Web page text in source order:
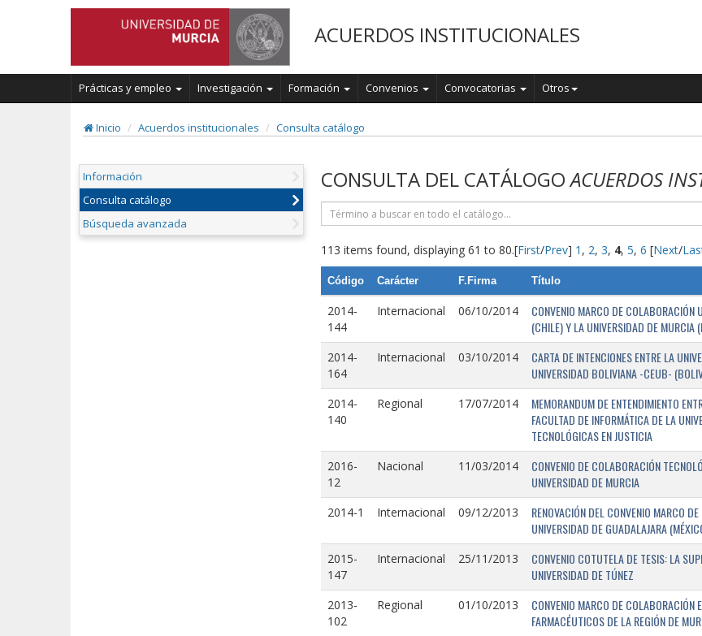
ACUERDOS INSTITUCIONALES
Prácticas y empleo Investigación Formación Convenios Convocatorias Otros
Inicio Acuerdos institucionales Consulta catálogo
Información
Consulta catálogo
Búsqueda avanzada
CONSULTA DEL CATÁLOGOACUERDOS
113 items found, displaying 61 to 80.[First/Prev] 1 , 2, 3, 4, 5, 6 [Next/
Código Carácter F.Firma Título
2014-
144
Internacional 06/10/2014
CONVENIO MARCO DE COLABORACIÓN
(CHILE) Y LA UNIVERSIDAD DE MURCIA
2014-
164
Internacional 03/10/2014
CARTA DE INTENCIONES ENTRE LA
UNIVERSIDAD BOLIVIANA -CEUB-
2014-
140
Regional 17/07/2014
MEMORANDUM DE ENTENDIMIENTO
FACULTAD DE INFORMÁTICA DE LA
TECNOLÓGICAS EN JUSTICIA
2016-
12
Nacional 11/03/2014
CONVENIO DE COLABORACIÓN
UNIVERSIDAD DE MURCIA
2014-1 Internacional 09/12/2013
RENOVACIÓN DEL CONVENIO MARCO
UNIVERSIDAD DE GUADALAJARA
2015-
147
Internacional 25/11/2013
CONVENIO COTUTELA DE TESIS: LA
UNIVERSIDAD DE TÚNEZ
2013-
102
Regional 01/10/2013
CONVENIO MARCO DE COLABORACIÓN
FARMACÉUTICOS DE LA REGIÓN DE